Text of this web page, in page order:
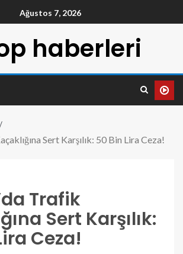
Ağustos 7, 2026
haberleri
Sert Karşılık: 50 Bin Lira Ceza!
Trafik
Sert Karşılık:
Ceza!